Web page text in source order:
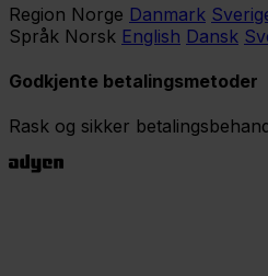
Region Norge Danmark
Språk Norsk English Dansk
Godkjente betalingsmetoder
Rask og sikker